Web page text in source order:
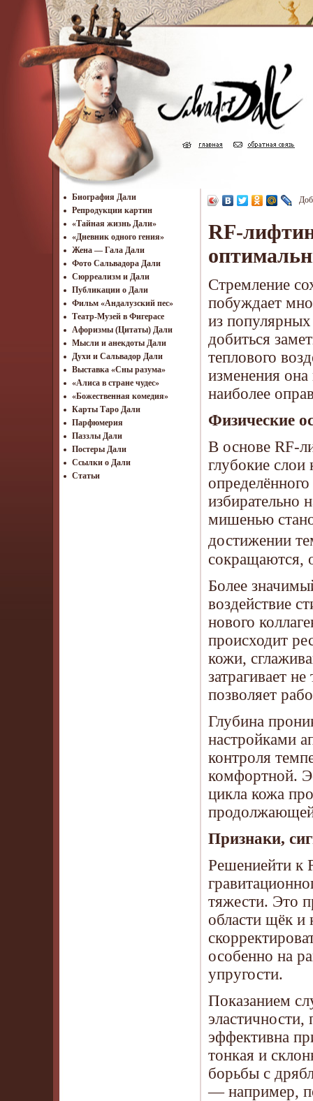
Биография Дали
Репродукции картин
«Тайная жизнь Дали»
«Дневник одного гения»
Жена — Гала Дали
Фото Сальвадора Дали
Cюрреализм и Дали
Публикации о Дали
Фильм «Андалузский пес»
Театр-Музей в Фигерасе
Афоризмы (Цитаты) Дали
Мысли и анекдоты Дали
Духи и Сальвадор Дали
Выставка «Сны разума»
«Алиса в стране чудес»
«Божественная комедия»
Карты Таро Дали
Парфюмерия
Паззлы Дали
Постеры Дали
Ссылки о Дали
Статьи
RF-
Стремление
побуждает
из
добиться
теплового
изменения она
наиболее
Физические
В основе RF-
глубокие
избирательно
мишенью
достижении
сокращаются,
Более
воздействие
нового
происходит
кожи,
затрагивает
позволяет
Глубина
настройками
контроля
комфортной.
цикла кожа
Признаки,
Решениейти к
тяжести. Это
области щёк
особенно на
упругости.
Показанием
эффективна
тонкая и
борьбы с
— например,